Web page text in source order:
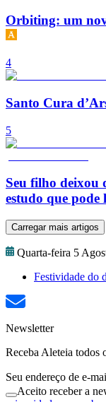
Orbiting: um
4
Santo Cura
5
Seu filho deixou
estudo que pode
Carregar mais artigos
Quarta-feira 5
Festividade do
Newsletter
Receba Aleteia todos
Seu endereço de e-
Aceito receber a